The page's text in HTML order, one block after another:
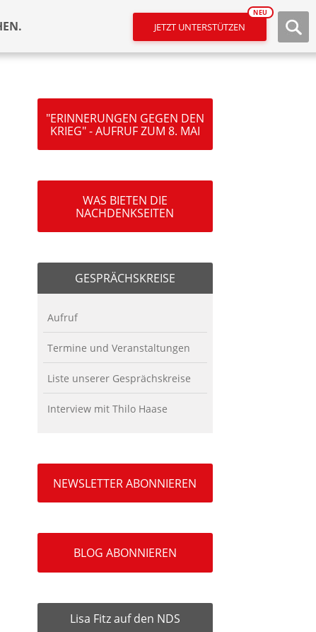
JETZT UNTERSTÜTZEN
NEU
"ERINNERUNGEN GEGEN DEN
KRIEG" - AUFRUF ZUM 8. MAI
WAS BIETEN DIE
NACHDENKSEITEN
GESPRÄCHSKREISE
Aufruf
Termine und Veranstaltungen
Liste unserer Gesprächskreise
Interview mit Thilo Haase
NEWSLETTER ABONNIEREN
BLOG ABONNIEREN
Lisa Fitz auf den NDS